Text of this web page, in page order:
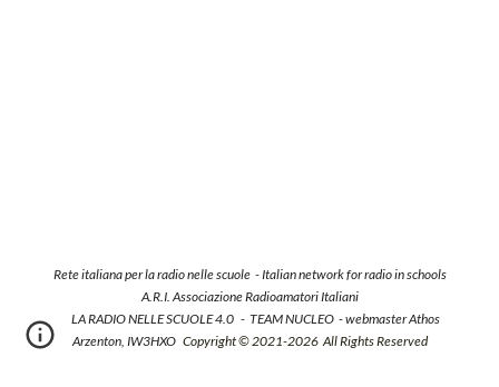
Rete italiana per la radio nelle scuole -Italian network for radio in schools
A.R.I. Associazione Radioamatori Italiani
LA RADIO NELLE SCUOLE 4.0 - TEAM NUCLEO - webmaster Athos
Arzenton, IW3HXO Copyright ©2021-2026All Rights Reserved